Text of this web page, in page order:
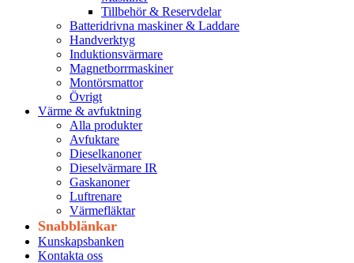
Tillbehör & Reservdelar
Batteridrivna maskiner & Laddare
Handverktyg
Induktionsvärmare
Magnetborrmaskiner
Montörsmattor
Övrigt
Värme & avfuktning
Alla produkter
Avfuktare
Dieselkanoner
Dieselvärmare IR
Gaskanoner
Luftrenare
Värmefläktar
Snabblänkar
Kunskapsbanken
Kontakta oss